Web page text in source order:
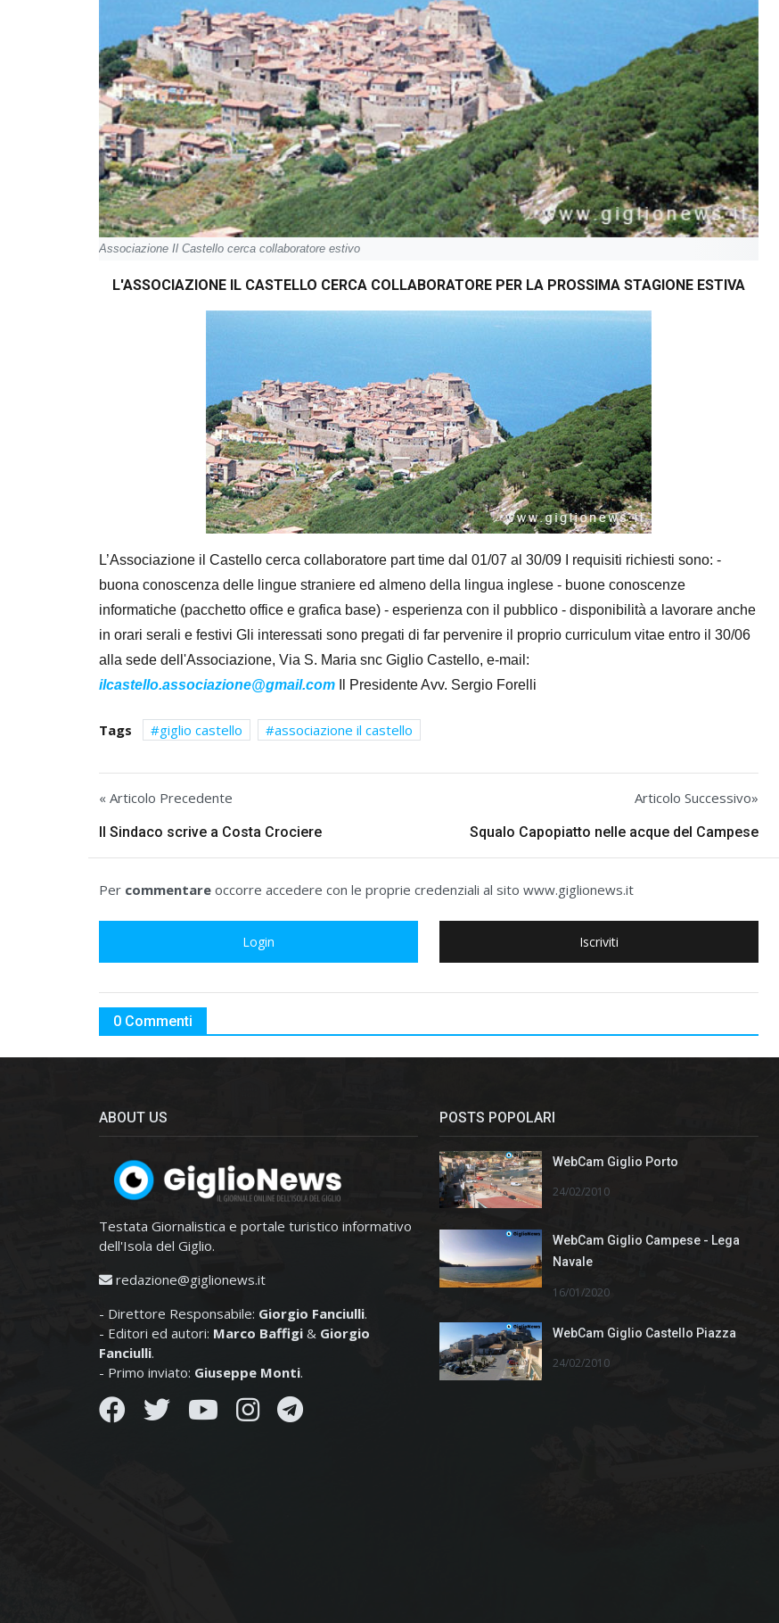
Associazione Il Castello cerca collaboratore estivo
L'ASSOCIAZIONE IL CASTELLO CERCA COLLABORATORE PER LA PROSSIMA STAGIONE ESTIVA
L’Associazione il Castello cerca collaboratore part time dal 01/07 al 30/09 I requisiti richiesti sono: -
buona conoscenza delle lingue straniere ed almeno della lingua inglese - buone conoscenze
informatiche (pacchetto office e grafica base) - esperienza con il pubblico - disponibilità a lavorare anche
in orari serali e festivi Gli interessati sono pregati di far pervenire il proprio curriculum vitae entro il 30/06
alla sede dell'Associazione, Via S. Maria snc Giglio Castello, e-mail:
ilcastello.associazione@gmail.com Il Presidente Avv. Sergio Forelli
Tags giglio castello associazione il castello
« Articolo Precedente
Il Sindaco scrive a Costa Crociere
Articolo Successivo»
Squalo Capopiatto nelle acque del Campese
Per commentare occorre accedere con le proprie credenziali al sito www.giglionews.it
Login Iscriviti
0 Commenti
ABOUT US
Testata Giornalistica e portale turistico informativo
dell'Isola del Giglio.
redazione@giglionews.it
- Direttore Responsabile: Giorgio Fanciulli.
- Editori ed autori: Marco Baffigi & Giorgio
Fanciulli.
- Primo inviato: Giuseppe Monti.
POSTS POPOLARI
WebCam Giglio Porto
24/02/2010
WebCam Giglio Campese - Lega
Navale
16/01/2020
WebCam Giglio Castello Piazza
24/02/2010